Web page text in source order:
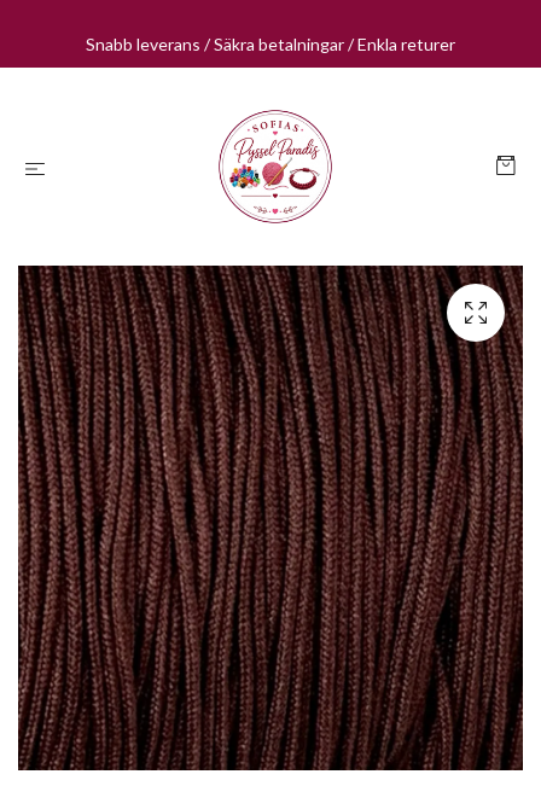
Snabb leverans / Säkra betalningar / Enkla returer